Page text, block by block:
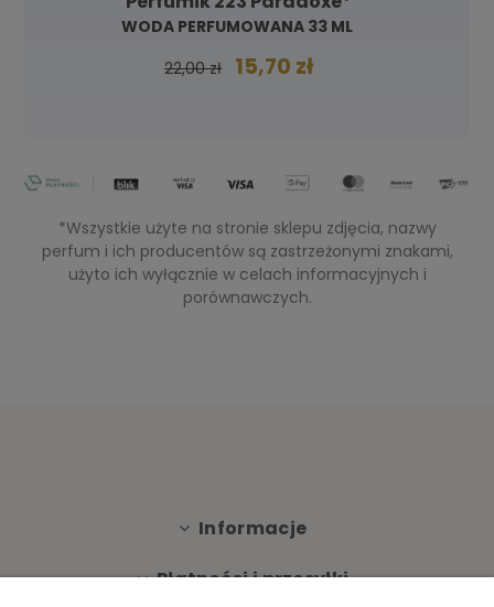
WODA PERFUMOWANA 33 ML
22,00 zł
15,70 zł
*Wszystkie użyte na stronie sklepu zdjęcia, nazwy
perfum i ich producentów są zastrzeżonymi znakami,
użyto ich wyłącznie w celach informacyjnych i
porównawczych.
Informacje
Płatności i przesyłki